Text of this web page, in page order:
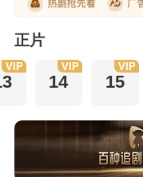
正片
VIP
14
VIP
15
VIP